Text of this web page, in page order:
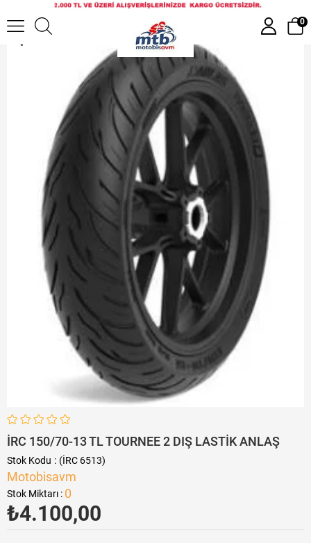
0
İRC 150/70-13 TL TOURNEE 2 DIŞ LASTİK ANLAŞ
Stok Kodu (İRC 6513)
Motobisavm
Stok Miktarı : 0
₺4.100,00